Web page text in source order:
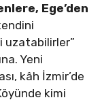
Ege’den
uzatabilirler”
Yeni
kâh İzmir’de
kimi